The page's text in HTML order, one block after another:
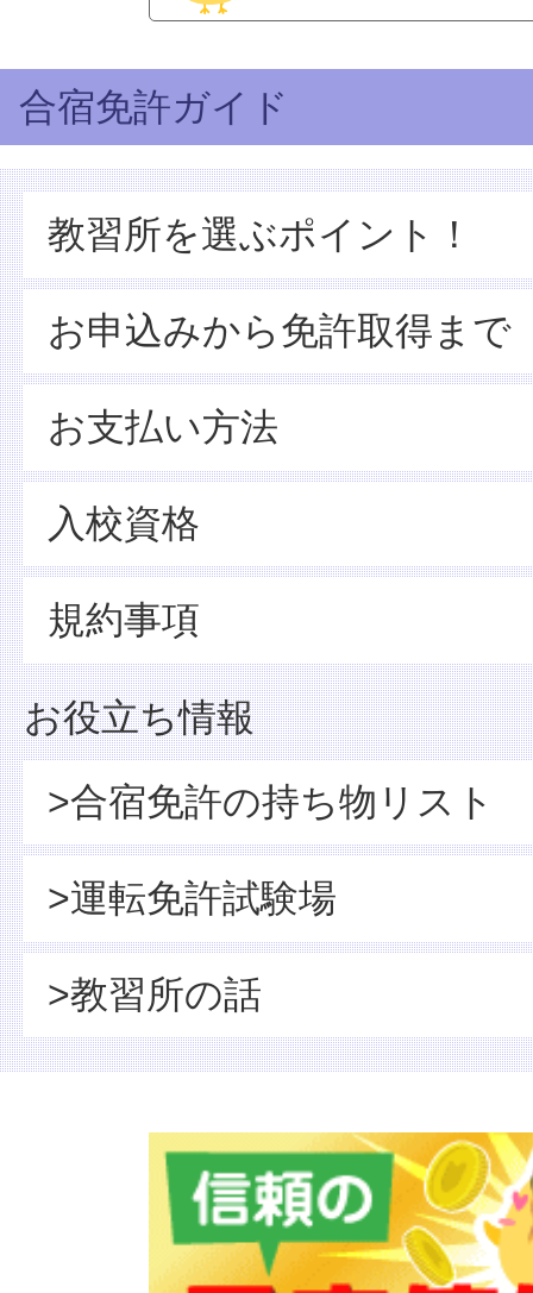
合宿免許ガイド
教習所を選ぶポイント！
お申込みから免許取得まで
お支払い方法
入校資格
規約事項
お役立ち情報
>合宿免許の持ち物リスト
>運転免許試験場
>教習所の話